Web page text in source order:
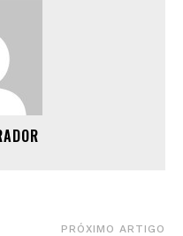
PRÓXIMO ARTIGO